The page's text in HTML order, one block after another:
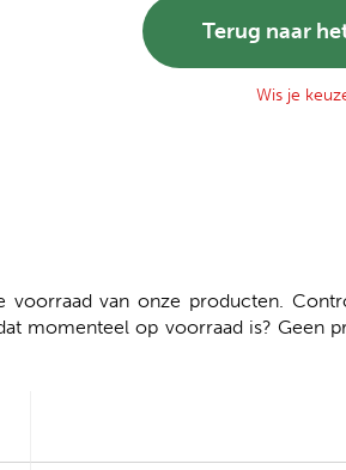
Terug naar
Wis je
voorraad van onze producten.
momenteel op voorraad is?